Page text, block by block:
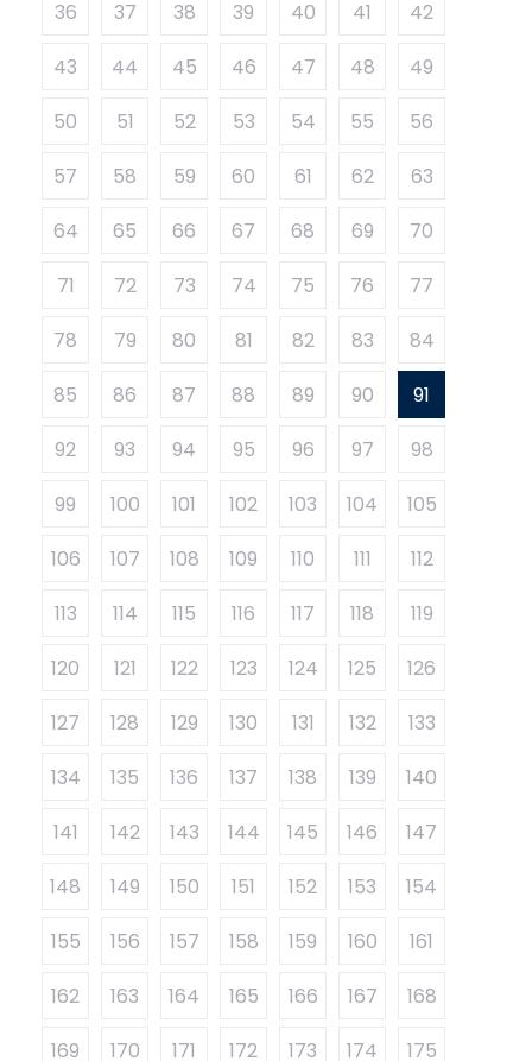
36
37 38 39 40 41
42
43
44 45 46 47 48
49
50
51 52 53 54 55
56
57
58 59 60 61 62
63
64
65 66 67 68 69
70
71
72 73 74 75 76
77
78
79 80 81 82 83
84
85
86 87 88 89 90
91
92
93 94 95 96 97
98
99
100 101 102 103 104
105
106
107 108 109 110 111
112
113
114 115 116 117 118
119
120
121 122 123 124 125
126
127
128 129 130 131 132
133
134
135 136 137 138 139
140
141
142 143 144 145 146
147
148
149 150 151 152 153
154
155
156 157 158 159 160
161
162
163 164 165 166 167
168
169
170 171 172 173 174 175